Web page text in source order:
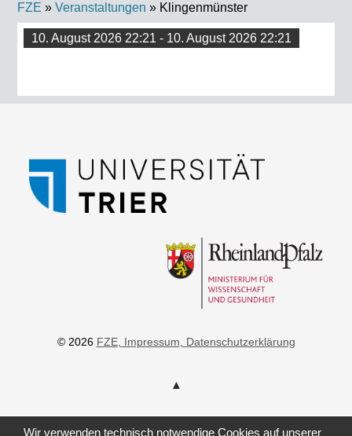
FZE » Veranstaltungen » Klingenmünster
10. August 2026 22:21 - 10. August 2026 22:21
© 2026 FZE, Impressum, Datenschutzerklärung
Wir verwenden technisch notwendige Cookies auf unserer